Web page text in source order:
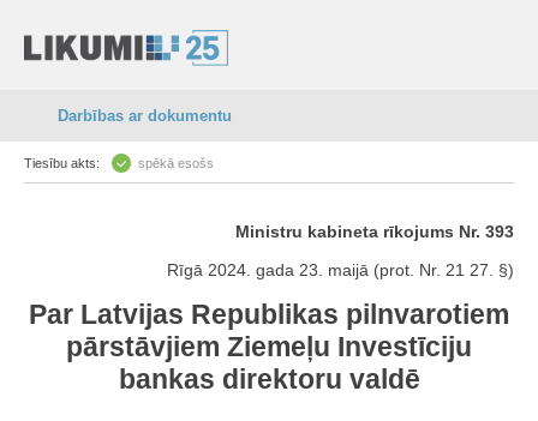
Darbības ar dokumentu
Tiesību akts: spēkā esošs
Ministru kabineta rīkojums Nr. 393
Rīgā 2024. gada 23. maijā (prot. Nr. 21 27. §)
Par Latvijas Republikas pilnvarotiem
pārstāvjiem Ziemeļu Investīciju
bankas direktoru valdē